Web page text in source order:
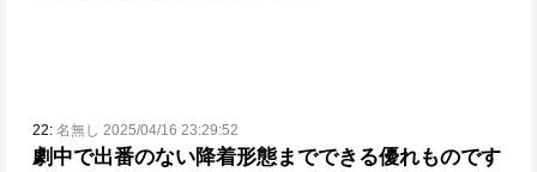
22: 名無し 2025/04/16 23:29:52
劇中で出番のない降着形態までできる優れものです